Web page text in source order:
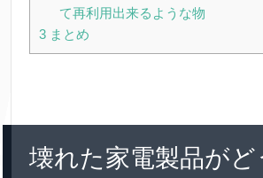
て再利用出来るような物
3 まとめ
壊れた家電製品がど